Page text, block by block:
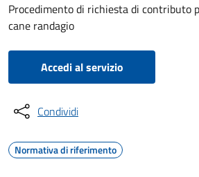
Procedimento di richiesta di contributo
cane randagio
Accedi al servizio
Condividi
Normativa di riferimento